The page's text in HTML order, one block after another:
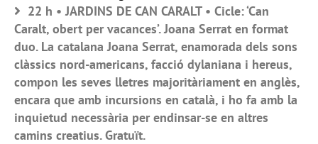
22 h • JARDINS DE CAN CARALT • Cicle: ‘Can
Caralt, obert per vacances’. Joana Serrat en format
duo. La catalana Joana Serrat, enamorada dels sons
clàssics nord-americans, facció dylaniana i hereus,
compon les seves lletres majoritàriament en anglès,
encara que amb incursions en català, i ho fa amb la
inquietud necessària per endinsar-se en altres
camins creatius. Gratuït.